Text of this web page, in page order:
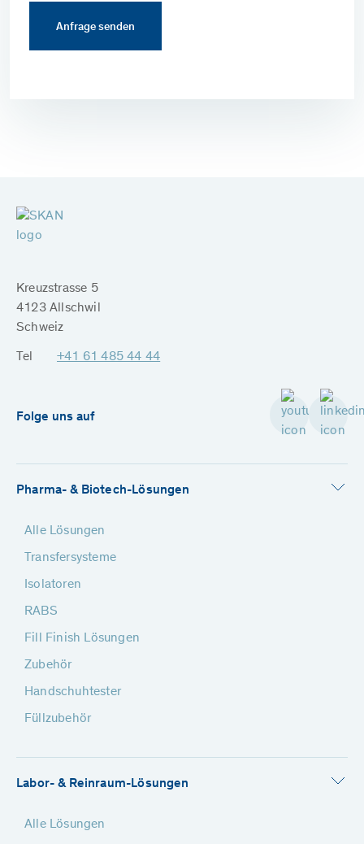
Kreuzstrasse 5
4123 Allschwil
Schweiz
Tel +41 61 485 44 44
Folge uns auf
Pharma- & Biotech-Lösungen
Alle Lösungen
Transfersysteme
Isolatoren
RABS
Fill Finish Lösungen
Zubehör
Handschuhtester
Füllzubehör
Labor- & Reinraum-Lösungen
Alle Lösungen